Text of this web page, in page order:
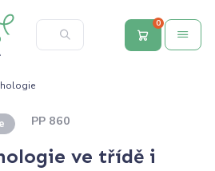
0
PP 860
ve třídě i